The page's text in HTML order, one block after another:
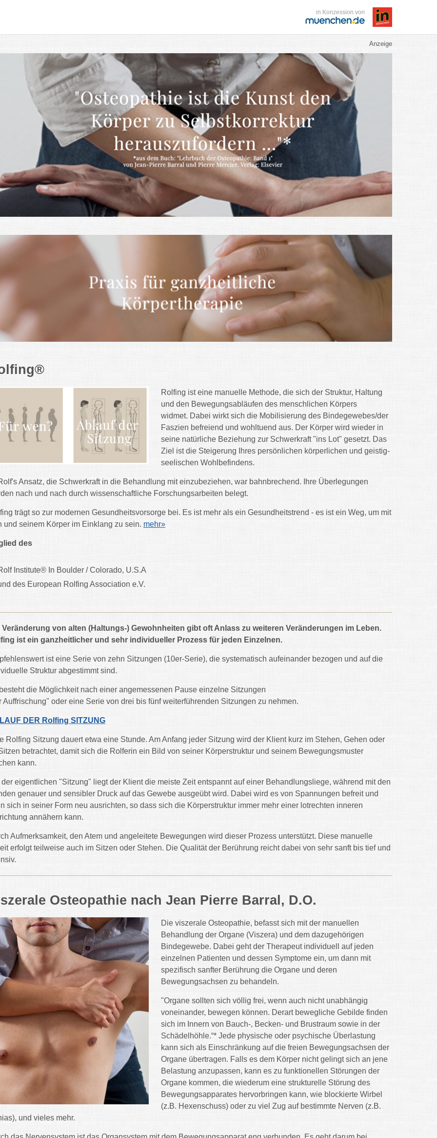
in Konzession von
Anzeige
Rolfing ist eine manuelle Methode, die sich der Struktur, Haltung
und den Bewegungsabläufen des menschlichen Körpers
widmet. Dabei wirkt sich die Mobilisierung des Bindegewebes/der
Faszien befreiend und wohltuend aus. Der Körper wird wieder in
seine natürliche Beziehung zur Schwerkraft "ins Lot" gesetzt. Das
Ziel ist die Steigerung Ihres persönlichen körperlichen und geistig-
seelischen Wohlbefindens.
Ansatz, die Schwerkraft in die Behandlung mit einzubeziehen, war bahnbrechend. Ihre Überlegungen
nach und nach durch wissenschaftliche Forschungsarbeiten belegt.
trägt so zur modernen Gesundheitsvorsorge bei. Es ist mehr als ein Gesundheitstrend - es ist ein Weg, um mit
und seinem Körper im Einklang zu sein. mehr»
des
Institute® In Boulder / Colorado, U.S.A
des European Rolfing Association e.V.
Veränderung von alten (Haltungs-) Gewohnheiten gibt oft Anlass zu weiteren Veränderungen im Leben.
ist ein ganzheitlicher und sehr individueller Prozess für jeden Einzelnen.
ist eine Serie von zehn Sitzungen (10er-Serie), die systematisch aufeinander bezogen und auf die
Struktur abgestimmt sind.
die Möglichkeit nach einer angemessenen Pause einzelne Sitzungen
Auffrischung" oder eine Serie von drei bis fünf weiterführenden Sitzungen zu nehmen.
DER Rolfing SITZUNG
Rolfing Sitzung dauert etwa eine Stunde. Am Anfang jeder Sitzung wird der Klient kurz im Stehen, Gehen oder
betrachtet, damit sich die Rolferin ein Bild von seiner Körperstruktur und seinem Bewegungsmuster
kann.
eigentlichen "Sitzung" liegt der Klient die meiste Zeit entspannt auf einer Behandlungsliege, während mit den
genauer und sensibler Druck auf das Gewebe ausgeübt wird. Dabei wird es von Spannungen befreit und
sich in seiner Form neu ausrichten, so dass sich die Körperstruktur immer mehr einer lotrechten inneren
annähern kann.
Aufmerksamkeit, den Atem und angeleitete Bewegungen wird dieser Prozess unterstützt. Diese manuelle
erfolgt teilweise auch im Sitzen oder Stehen. Die Qualität der Berührung reicht dabei von sehr sanft bis tief und
Osteopathie nach Jean Pierre Barral, D.O.
Die viszerale Osteopathie, befasst sich mit der manuellen
Behandlung der Organe (Viszera) und dem dazugehörigen
Bindegewebe. Dabei geht der Therapeut individuell auf jeden
einzelnen Patienten und dessen Symptome ein, um dann mit
spezifisch sanfter Berührung die Organe und deren
Bewegungsachsen zu behandeln.
"Organe sollten sich völlig frei, wenn auch nicht unabhängig
voneinander, bewegen können. Derart bewegliche Gebilde finden
sich im Innern von Bauch-, Becken- und Brustraum sowie in der
Schädelhöhle.“* Jede physische oder psychische Überlastung
kann sich als Einschränkung auf die freien Bewegungsachsen der
Organe übertragen. Falls es dem Körper nicht gelingt sich an jene
Belastung anzupassen, kann es zu funktionellen Störungen der
Organe kommen, die wiederum eine strukturelle Störung des
Bewegungsapparates hervorbringen kann, wie blockierte Wirbel
(z.B. Hexenschuss) oder zu viel Zug auf bestimmte Nerven (z.B.
und vieles mehr.